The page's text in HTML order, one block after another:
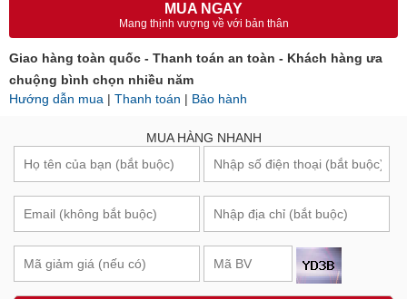
MUA NGAY
Mang thịnh vượng về với bản thân
Giao hàng toàn quốc - Thanh toán an toàn - Khách hàng ưa
chuộng bình chọn nhiều năm
Hướng dẫn mua | Thanh toán | Bảo hành
MUA HÀNG NHANH